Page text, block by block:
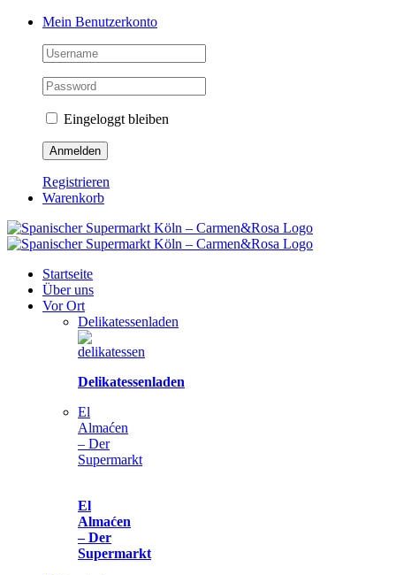
Zum
springen
Facebook
Instagram
Pinterest
Tiktok
YouTubeMein Benutzerkonto
Eingeloggt bleiben
Registrieren
Warenkorb
Startseite
Über uns
Vor Ort
Delikatessenladen
Delikatessenladen
El
Almaćen
– Der
Supermarkt
El
Almaćen
– Der
Supermarkt